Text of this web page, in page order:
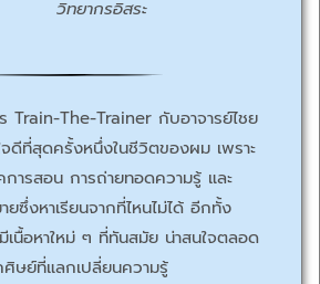
วิทยากรอิสระ
Train-The-Trainer กับอาจารย์ไชย
ดีที่สุดครั้งหนึ่งในชีวิตของผม เพราะ
การสอน การถ่ายทอดความรู้ และ
ยซึ่งหาเรียนจากที่ไหนไม่ได้ อีกทั้ง
เนื้อหาใหม่ ๆ ที่ทันสมัย น่าสนใจตลอด
ศิษย์ที่แลกเปลี่ยนความรู้